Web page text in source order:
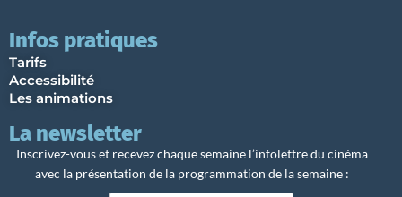
Infos pratiques
Tarifs
Accessibilité
Les animations
La newsletter
Inscrivez-vous et recevez chaque semaine l’infolettre du cinéma
avec la présentation de la programmation de la semaine :